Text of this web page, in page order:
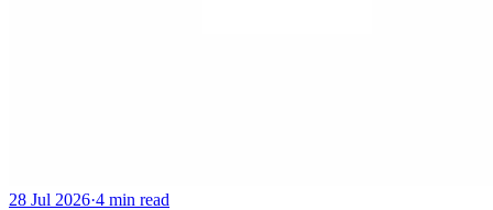
28 Jul 2026·4 min read